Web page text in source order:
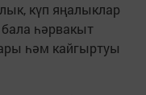
күп яңалыклар
һәрвакыт
һәм кайгыртуы